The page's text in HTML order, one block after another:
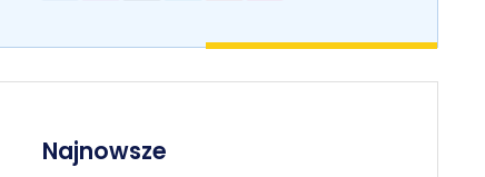
Najnowsze